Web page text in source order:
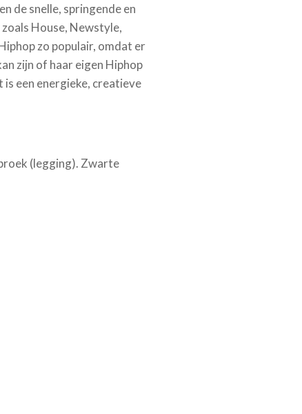
de snelle, springende en
House, Newstyle,
zo populair, omdat er
zijn of haar eigen Hiphop
een energieke, creatieve
(legging). Zwarte